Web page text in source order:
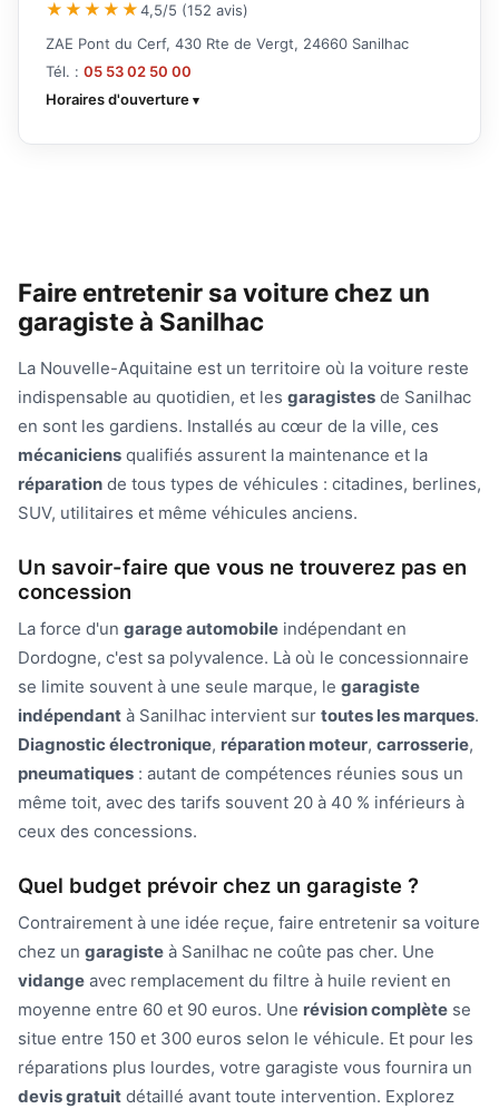
★★★★★4,5/5 (152 avis)
ZAE Pont du Cerf, 430 Rte de Vergt, 24660 Sanilhac
Tél. : 05 53 02 50 00
Horaires d'ouverture
Faire entretenir sa voiture chez un
garagiste à Sanilhac
La Nouvelle-Aquitaine est un territoire où la voiture reste
indispensable au quotidien, et les garagistes de Sanilhac
en sont les gardiens. Installés au cœur de la ville, ces
mécaniciens qualifiés assurent la maintenance et la
réparation de tous types de véhicules : citadines, berlines,
SUV, utilitaires et même véhicules anciens.
Un savoir-faire que vous ne trouverez pas en
concession
La force d'un garage automobile indépendant en
Dordogne, c'est sa polyvalence. Là où le concessionnaire
se limite souvent à une seule marque, le garagiste
indépendant à Sanilhac intervient sur toutes les marques.
Diagnostic électronique, réparation moteur, carrosserie,
pneumatiques : autant de compétences réunies sous un
même toit, avec des tarifs souvent 20 à 40 % inférieurs à
ceux des concessions.
Quel budget prévoir chez un garagiste ?
Contrairement à une idée reçue, faire entretenir sa voiture
chez un garagiste à Sanilhac ne coûte pas cher. Une
vidange avec remplacement du filtre à huile revient en
moyenne entre 60 et 90 euros. Une révision complète se
situe entre 150 et 300 euros selon le véhicule. Et pour les
réparations plus lourdes, votre garagiste vous fournira un
devis gratuit détaillé avant toute intervention. Explorez